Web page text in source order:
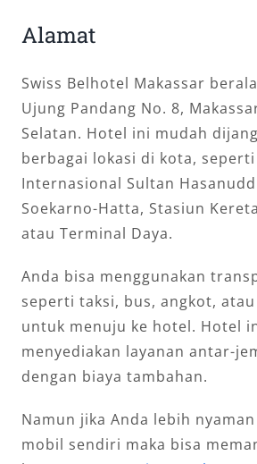
Alamat
Swiss Belhotel Makassar
Ujung Pandang No. 8,
Selatan. Hotel ini mudah
berbagai lokasi di kota, seperti
Internasional Sultan
Soekarno-Hatta, Stasiun
atau Terminal Daya.
Anda bisa menggunakan
seperti taksi, bus, angkot,
untuk menuju ke hotel. Hotel
menyediakan layanan antar-
dengan biaya tambahan.
Namun jika Anda lebih
mobil sendiri maka bisa